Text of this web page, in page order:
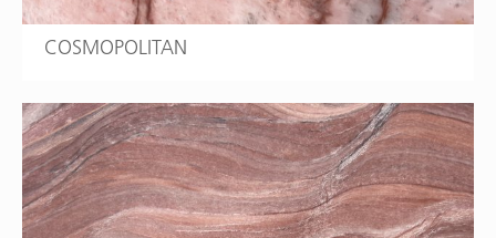
COSMOPOLITAN